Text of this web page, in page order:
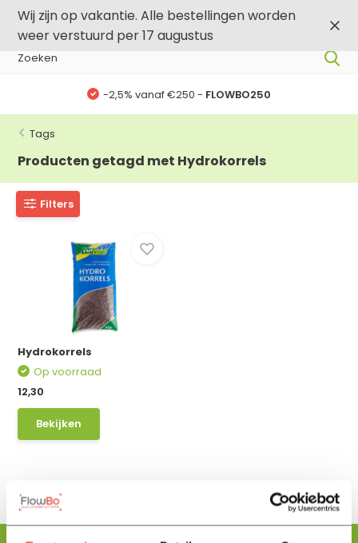
Wij zijn op vakantie. Alle bestellingen worden
weer verstuurd per 17 augustus
-2,5% vanaf €250 - FLOWBO250
Tags
Producten getagd met Hydrokorrels
Filters
Hydrokorrels
Op voorraad
12,30
Bekijken